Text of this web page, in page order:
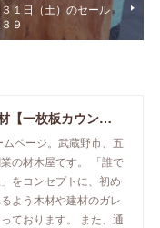
３１日（土）のセール
９
東京・吉祥寺の勝又木材【一枚板カウンター】
ページ。武蔵野市、五
の材木屋です。 「誰で
をコンセプトに、初め
よう木材や建材のガレ
ております。 また、通